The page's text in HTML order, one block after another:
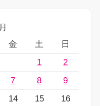
金 土
日
1
2
7 8
9
14 15 16